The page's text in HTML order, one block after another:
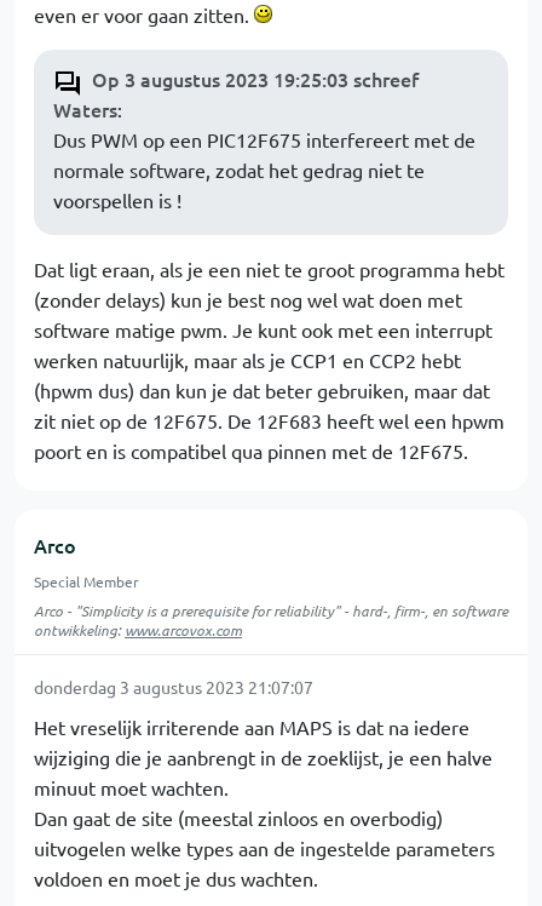
even er voor gaan zitten.
Op 3 augustus 2023 19:25:03 schreef
Waters:
Dus PWM op een PIC12F675 interfereert met de
normale software, zodat het gedrag niet te
voorspellen is !
Dat ligt eraan, als je een niet te groot programma hebt
(zonder delays) kun je best nog wel wat doen met
software matige pwm. Je kunt ook met een interrupt
werken natuurlijk, maar als je CCP1 en CCP2 hebt
(hpwm dus) dan kun je dat beter gebruiken, maar dat
zit niet op de 12F675. De 12F683 heeft wel een hpwm
poort en is compatibel qua pinnen met de 12F675.
Arco
Special Member
Arco - "Simplicity is a prerequisite for reliability" - hard-, firm-, en software
ontwikkeling:www.arcovox.com
donderdag 3 augustus 2023 21:07:07
Het vreselijk irriterende aan MAPS is dat na iedere
wijziging die je aanbrengt in de zoeklijst, je een halve
minuut moet wachten.
Dan gaat de site (meestal zinloos en overbodig)
uitvogelen welke types aan de ingestelde parameters
voldoen en moet je dus wachten.